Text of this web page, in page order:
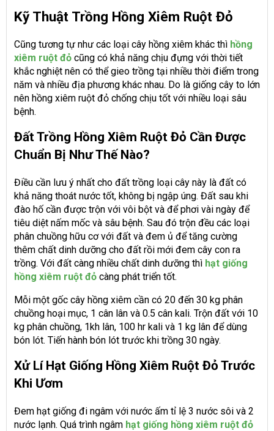
Kỹ Thuật Trồng Hồng Xiêm Ruột Đỏ
Cũng tương tự như các loại cây hồng xiêm khác thì hồng
xiêm ruột đỏ cũng có khả năng chịu đựng với thời tiết
khắc nghiệt nên có thể gieo trồng tại nhiều thời điểm trong
năm và nhiều địa phương khác nhau. Do là giống cây to lớn
nên hồng xiêm ruột đỏ chống chịu tốt với nhiều loại sâu
bệnh.
Đất Trồng Hồng Xiêm Ruột Đỏ Cần Được
Chuẩn Bị Như Thế Nào?
Điều cần lưu ý nhất cho đất trồng loại cây này là đất có
khả năng thoát nước tốt, không bị ngập úng. Đất sau khi
đào hố cần được trộn với vôi bột và để phơi vài ngày để
tiêu diệt nấm mốc và sâu bệnh. Sau đó trộn đều các loại
phân chuồng hữu cơ với đất và đem ủ để tăng cường
thêm chất dinh dưỡng cho đất rồi mới đem cây con ra
trồng. Với đất càng nhiều chất dinh dưỡng thì hạt giống
hồng xiêm ruột đỏ càng phát triển tốt.
Mỗi một gốc cây hồng xiêm cần có 20 đến 30 kg phân
chuồng hoại mục, 1 cân lân và 0.5 cân kali. Trộn đất với 10
kg phân chuồng, 1kh lân, 100 hr kali và 1 kg lân để dùng
bón lót. Tiến hành bón lót trước khi trồng 30 ngày.
Xử Lí Hạt Giống Hồng Xiêm Ruột Đỏ Trước
Khi Ươm
Đem hạt giống đi ngâm với nước ấm tỉ lệ 3 nước sôi và 2
nước lạnh. Quá trình ngâm hạt giống hồng xiêm ruột đỏ